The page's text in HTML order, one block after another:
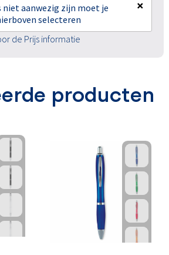
niet aanwezig zijn moet je
selecteren
×
de Prijs informatie
producten